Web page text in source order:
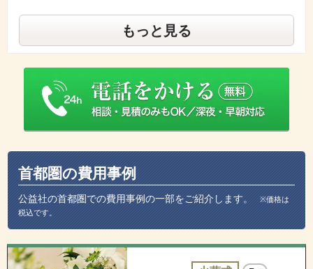
もっと見る
首都圏の費用事例
公益社の首都圏での費用事例の一部をご紹介します。
※価格は
税込です。